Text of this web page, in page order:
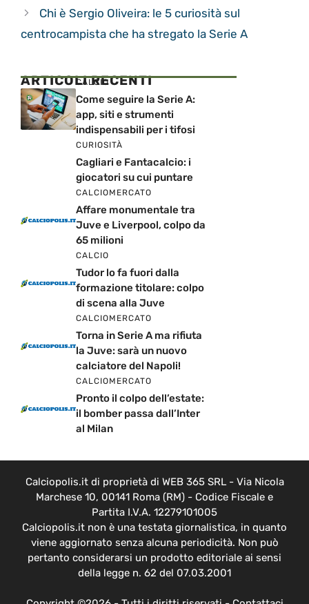
Chi è Sergio Oliveira: le 5 curiosità sul
centrocampista che ha stregato la Serie A
ARTICOLI RECENTI
CALCIO
Come seguire la Serie A:
app, siti e strumenti
indispensabili per i tifosi
CURIOSITÀ
Cagliari e Fantacalcio: i
giocatori su cui puntare
CALCIOMERCATO
Affare monumentale tra
Juve e Liverpool, colpo da
65 milioni
CALCIO
Tudor lo fa fuori dalla
formazione titolare: colpo
di scena alla Juve
CALCIOMERCATO
Torna in Serie A ma rifiuta
la Juve: sarà un nuovo
calciatore del Napoli!
CALCIOMERCATO
Pronto il colpo dell’estate:
il bomber passa dall’Inter
al Milan
Calciopolis.it di proprietà di WEB 365 SRL - Via Nicola
Marchese 10, 00141 Roma (RM) - Codice Fiscale e
Partita I.V.A. 12279101005
Calciopolis.it non è una testata giornalistica, in quanto
viene aggiornato senza alcuna periodicità. Non può
pertanto considerarsi un prodotto editoriale ai sensi
della legge n. 62 del 07.03.2001